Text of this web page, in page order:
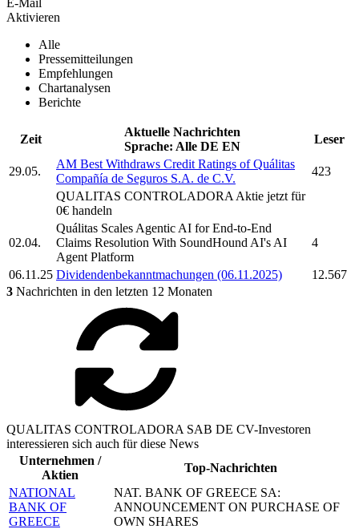
Aktivieren
Alle
Pressemitteilungen
Empfehlungen
Chartanalysen
Berichte
Zeit
Aktuelle Nachrichten
Sprache: Alle DE EN
Leser
29.05.
AM Best Withdraws Credit Ratings ofQuálitas
Compañía de Seguros S.A. de C.V.
423
QUALITAS CONTROLADORA Aktie jetzt für
0€ handeln
02.04.
Quálitas Scales Agentic AI for End-to-End
Claims Resolution With SoundHound AI's AI
Agent Platform
4
06.11.25 Dividendenbekanntmachungen (06.11.2025)
12.567
3 Nachrichten in den letzten 12 Monaten
QUALITAS CONTROLADORA SAB DE CV-Investoren
interessieren sich auch für diese News
Unternehmen /
Aktien
Top-Nachrichten
NATIONAL
BANK OF
GREECE
NAT. BANK OF GREECE SA:
ANNOUNCEMENT ON PURCHASE OF
OWN SHARES